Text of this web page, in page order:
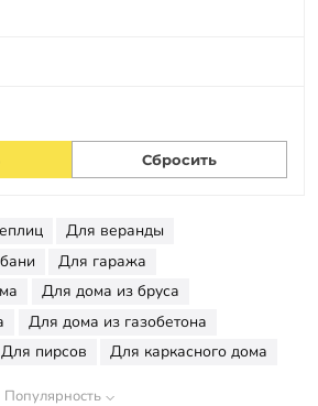
Для веранды
Для гаража
Для дома из бруса
Для дома из газобетона
Для пирсов Для каркасного дома
Популярность